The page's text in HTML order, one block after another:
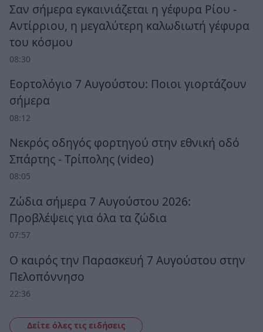
Σαν σήμερα εγκαινιάζεται η γέφυρα Ρίου -
Αντίρριου, η μεγαλύτερη καλωδιωτή γέφυρα
του κόσμου
08:30
Εορτολόγιο 7 Αυγούστου: Ποιοι γιορτάζουν
σήμερα
08:12
Νεκρός οδηγός φορτηγού στην εθνική οδό
Σπάρτης - Τρίπολης (video)
08:05
Ζώδια σήμερα 7 Αυγούστου 2026:
Προβλέψεις για όλα τα ζώδια
07:57
Ο καιρός την Παρασκευή 7 Αυγούστου στην
Πελοπόννησο
22:36
Δείτε όλες τις ειδήσεις